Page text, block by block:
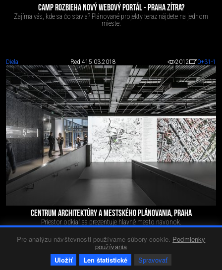
Pre analýzu návštevnosti používame súbory cookie. Podmienky
používania
Uložiť
Len štatistické Spravovať
CAMP ROZBIEHA NOVÝ WEBOVÝ PORTÁL - PRAHA ZÍTRA?
Zajíma vás, kde sa čo stavia? Plánované projekty teraz nájdete na jednom
mieste.
Diela Red 415.03.2018 2012 0+31 -1
CENTRUM ARCHITEKTÚRY A MESTSKÉHO PLÁNOVANIA, PRAHA
Priestor odkiaľ sa prezentuje hlavné mesto navonok.